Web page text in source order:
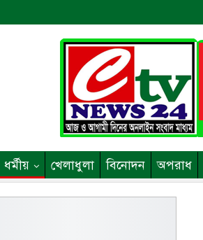
ধর্মীয় খেলাধুলা বিনোদন অপরাধ